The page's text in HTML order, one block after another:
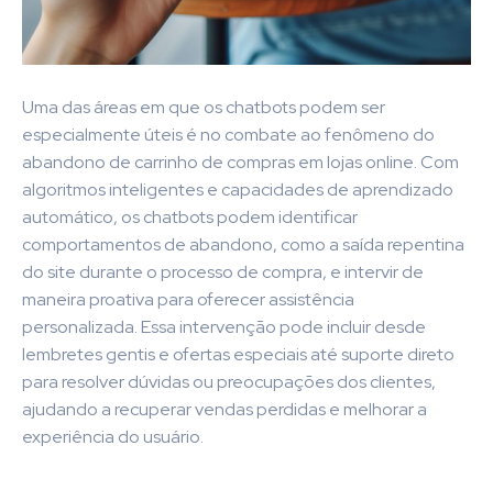
Uma das áreas em que os chatbots podem ser
especialmente úteis é no combate ao fenômeno do
abandono de carrinho de compras em lojas online. Com
algoritmos inteligentes e capacidades de aprendizado
automático, os chatbots podem identificar
comportamentos de abandono, como a saída repentina
do site durante o processo de compra, e intervir de
maneira proativa para oferecer assistência
personalizada. Essa intervenção pode incluir desde
lembretes gentis e ofertas especiais até suporte direto
para resolver dúvidas ou preocupações dos clientes,
ajudando a recuperar vendas perdidas e melhorar a
experiência do usuário.